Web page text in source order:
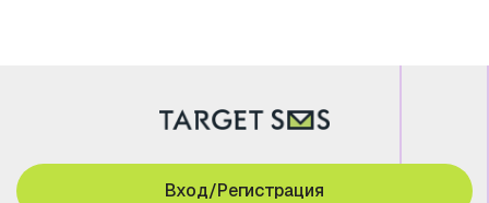
Вход/Регистрация